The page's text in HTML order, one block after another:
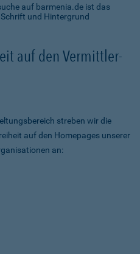
auf barmenia.de ist das
und Hintergrund
auf den Vermittler-
streben wir die
auf den Homepages unserer
an: